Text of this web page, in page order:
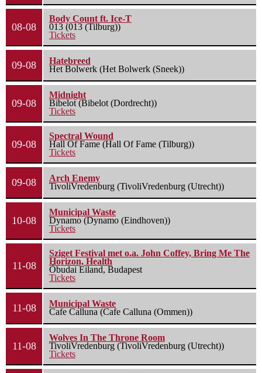
08-08
Body Count ft. Ice-T
013 (013 (Tilburg))
Tickets
09-08
Hatebreed
Het Bolwerk (Het Bolwerk (Sneek))
09-08
Midnight
Bibelot (Bibelot (Dordrecht))
Tickets
09-08
Spectral Wound
Hall Of Fame (Hall Of Fame (Tilburg))
Tickets
09-08
Arch Enemy
TivoliVredenburg (TivoliVredenburg (Utrecht))
10-08
Municipal Waste
Dynamo (Dynamo (Eindhoven))
Tickets
11-08
Sziget Festival met o.a. John Coffey, Bring Me The
Horizon, Health
Óbudai Eiland, Budapest
Tickets
11-08
Municipal Waste
Cafe Calluna (Cafe Calluna (Ommen))
11-08
Wolves In The Throne Room
TivoliVredenburg (TivoliVredenburg (Utrecht))
Tickets